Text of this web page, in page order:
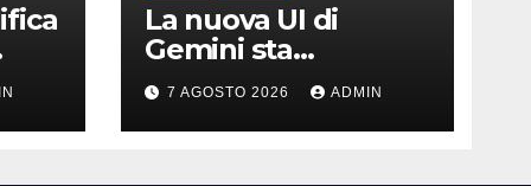
La nuova UI di
Gemini sta
arrivando sui Galaxy
Watch: primi
avvistamenti
7 AGOSTO 2026 ADMIN